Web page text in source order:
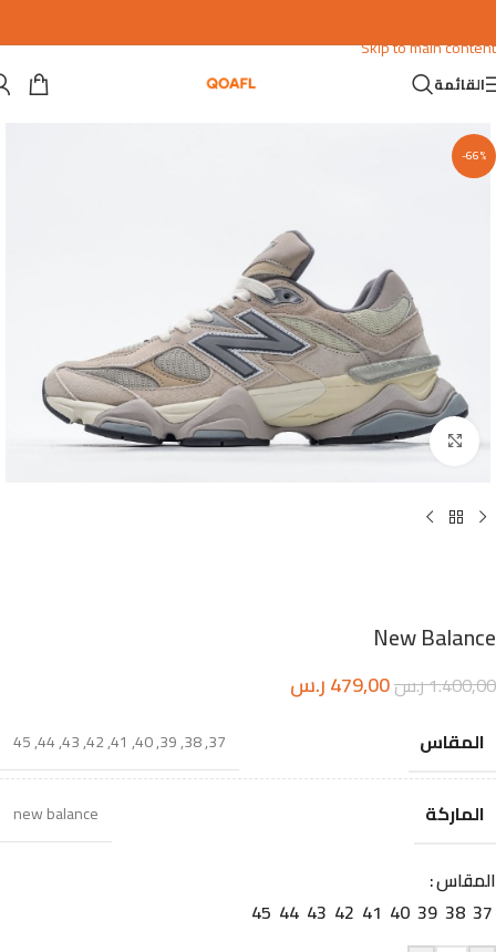
Skip to main content
القائمة
-66%
اضغط للتكبير
New Balance
1.400,00ر.س479,00ر.س
المقاس 37
,
38
,
39
,
40
,
41
,
42
,
43
,
44
,
45
الماركة new balance
المقاس
37
38
39
40
41
42
43
44
45